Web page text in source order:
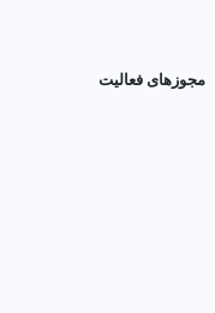
مجوزهای فعالیت